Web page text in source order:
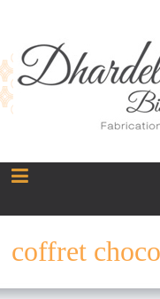
coffret